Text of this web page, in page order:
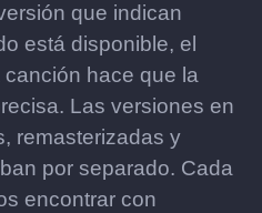
que indican
está disponible, el
hace que la
Las versiones en
remasterizadas y
por separado. Cada
encontrar con